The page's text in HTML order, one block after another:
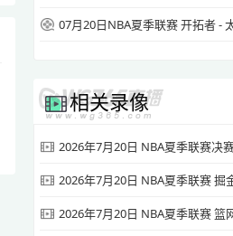
07月20日NBA夏季联赛 开拓者 -
相关录像
2026年7月20日 NBA夏季联赛决
2026年7月20日 NBA夏季联赛 掘
2026年7月20日 NBA夏季联赛 篮